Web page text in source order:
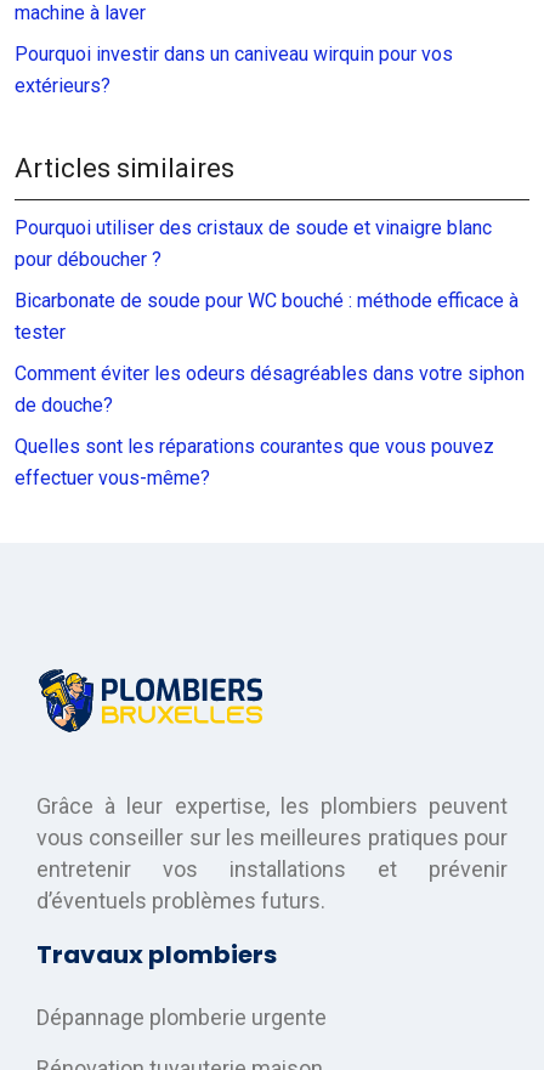
machine à laver
Pourquoi investir dans un caniveau wirquin pour vos
extérieurs?
Articles similaires
Pourquoi utiliser des cristaux de soude et vinaigre blanc
pour déboucher ?
Bicarbonate de soude pour WC bouché : méthode efficace à
tester
Comment éviter les odeurs désagréables dans votre siphon
de douche?
Quelles sont les réparations courantes que vous pouvez
effectuer vous-même?
Grâce à leur expertise, les plombiers peuvent
vous conseiller sur les meilleures pratiques pour
entretenir vos installations et prévenir
d’éventuels problèmes futurs.
Travaux plombiers
Dépannage plomberie urgente